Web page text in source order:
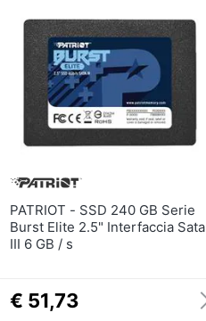
PATRIOT - SSD 240 GB Serie
Burst Elite 2.5" Interfaccia Sata
III 6 GB / s
€ 51,73